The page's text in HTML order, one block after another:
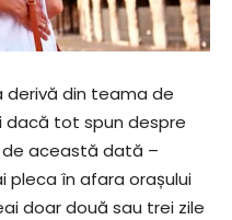
derivă din teama de
dacă tot spun despre
această dată –
pleca în afara orașului
doar două sau trei zile